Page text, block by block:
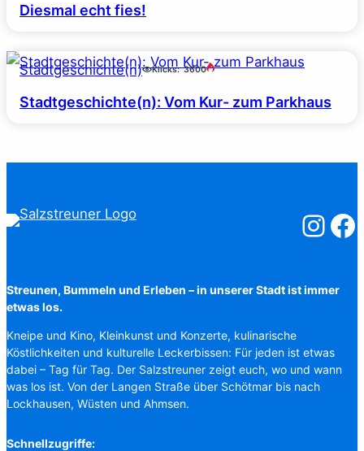
Diesmal echt fies!
Stadtgeschichte(n) Klicks: 3600
Stadtgeschichte(n): Vom Kur- zum Parkhaus
Streunen, Bummeln und Erleben – in unserer Stadt ist immer
etwas los.
Kneipe und Kino, Kleinkunst und Konzerte, kulinarische
Köstlichkeiten und kulturelle Leckerbissen: Für jeden ist etwas
dabei – Tag für Tag. Der Salzstreuner zeigt euch, wo und wann
was los ist. Von der Langen Straße über Schötmar bis nach
Lockhausen, Wüsten und Ahmsen.
Schnellzugriffe: